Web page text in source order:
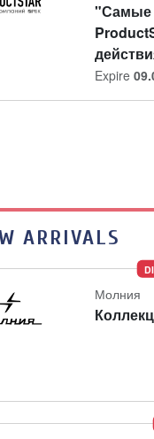
"Самые
Expire
ARRIVALS
Молния